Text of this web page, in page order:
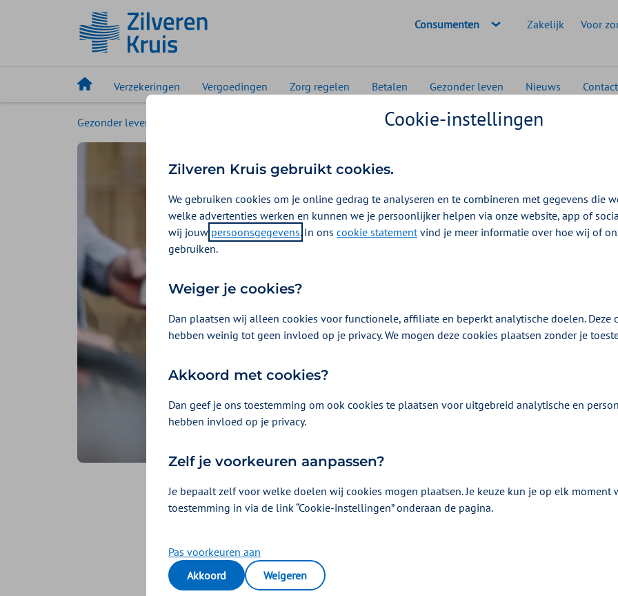
Geselecteerde doelgroep:
Consumenten Zakelijk Voor
Verzekeringen Vergoedingen Zorg regelen Betalen Gezonder leven Nieuws Contact
Gezonder leven Een warm en zakelijk gesprek voeren
Een warm en zakelijk gesprek
Meehuilen met een medewerker in een poging tot een
Cookie-instellingen
Zilveren Kruis gebruikt cookies.
We gebruiken cookies om je online gedrag te analyseren en te combineren met gegevens die
welke advertenties werken en kunnen we je persoonlijker helpen via onze website, app of
wij jouw persoonsgegevens. In ons cookie statementvind je meer informatie over hoe wij of
gebruiken.
Weiger je cookies?
Dan plaatsen wij alleen cookies voor functionele, affiliate en beperkt analytische doelen.
hebben weinig tot geen invloed op je privacy. We mogen deze cookies plaatsen zonder je
Akkoord met cookies?
Dan geef je ons toestemming om ook cookies te plaatsen voor uitgebreid analytische en
hebben invloed op je privacy.
Zelf je voorkeuren aanpassen?
Je bepaalt zelf voor welke doelen wij cookies mogen plaatsen. Je keuze kun je op elk moment
toestemming in via de link “Cookie-instellingen” onderaan de pagina.
Pas voorkeuren aan
Akkoord
Weigeren